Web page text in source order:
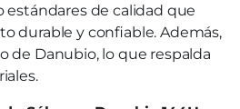
estándares de calidad que
durable y confiable. Además,
de Danubio, lo que respalda